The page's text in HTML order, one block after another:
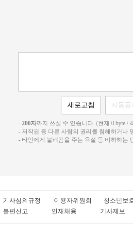
- 200자까지 쓰실 수 있습니다. (현재 0 byte /
- 저작권 등 다른 사람의 권리를 침해하거나
- 타인에게 불쾌감을 주는 욕설 등 비하하는
기사심의규정 이용자위원회 청소년
불편신고 인재채용 기사제